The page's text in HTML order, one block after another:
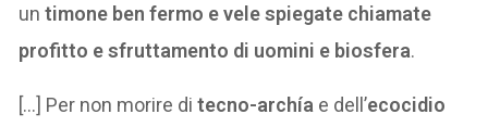
untimone ben fermo e vele spiegate chiamate
profitto e sfruttamento di uomini e biosfera.
[…] Per non morire ditecno-archía e dell’ecocidio